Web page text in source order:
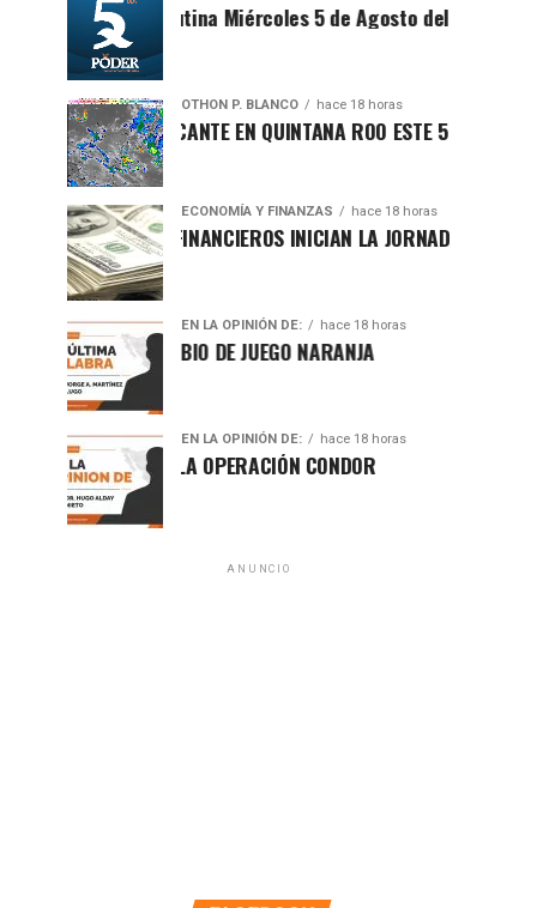
Síntesis Matutina Miércoles 5 de Agosto del 2026
OTHON P. BLANCO hace 18 horas
CLIMA SOFOCANTE EN QUINTANA ROO ESTE 5 DE AGOSTO
ECONOMÍA Y FINANZAS hace 18 horas
MERCADOS FINANCIEROS INICIAN LA JORNADA CON LIGERO
EN LA OPINIÓN DE: hace 18 horas
CAMBIO DE JUEGO NARANJA
EN LA OPINIÓN DE: hace 18 horas
A 50 AÑOS DE LA OPERACIÓN CONDOR
ANUNCIO